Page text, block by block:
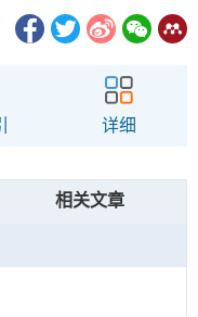
详细
相关文章